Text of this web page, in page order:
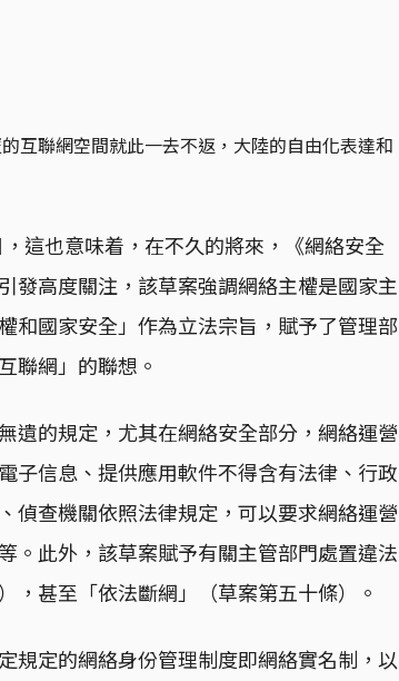
互聯網空間就此一去不返，大陸的自由化表達和
這也意味着，在不久的將來，《網絡安全
發高度關注，該草案強調網絡主權是國家主
和國家安全」作為立法宗旨，賦予了管理部
聯網」的聯想。
遺的規定，尤其在網絡安全部分，網絡運營
子信息、提供應用軟件不得含有法律、行政
偵查機關依照法律規定，可以要求網絡運營
。此外，該草案賦予有關主管部門處置違法
，甚至「依法斷網」（草案第五十條）。
規定的網絡身份管理制度即網絡實名制，以